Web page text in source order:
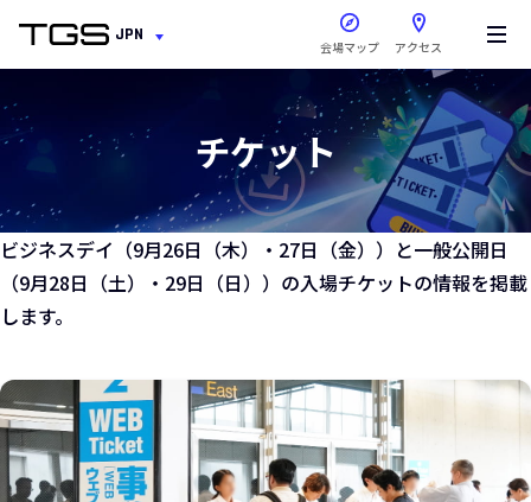
JPN
会場マップ アクセス
新しいウィンドウで開きま
チケット
ビジネスデイ（9月26日（木）・27日（金））と一般公開日
（9月28日（土）・29日（日））の入場チケットの情報を掲載
します。